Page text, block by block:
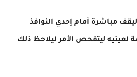
مباشرة أمام إحدي النوافذ
لعينيه ليتفحص الأمر ليلاحظ ذلك